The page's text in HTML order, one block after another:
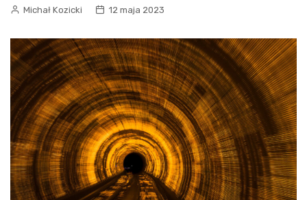
Michał Kozicki 12 maja 2023